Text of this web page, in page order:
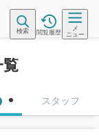
検索 閲覧履歴
メ
ニュー
スタッフ